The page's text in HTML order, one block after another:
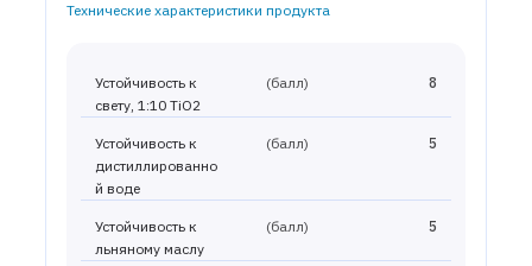
Технические характеристики продукта
Устойчивость к
свету, 1:10 TiO2
(балл) 8
Устойчивость к
дистиллированно
й воде
(балл) 5
Устойчивость к
льняному маслу
(балл) 5